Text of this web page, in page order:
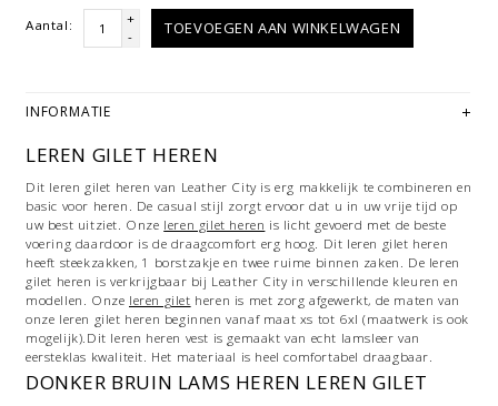
Aantal:
+
-
TOEVOEGEN AAN WINKELWAGEN
INFORMATIE
LEREN GILET HEREN
Dit leren gilet heren van Leather City is erg makkelijk te combineren en
basic voor heren. De casual stijl zorgt ervoor dat u in uw vrije tijd op
uw best uitziet. Onze leren gilet heren is licht gevoerd met de beste
voering daardoor is de draagcomfort erg hoog. Dit leren gilet heren
heeft steekzakken, 1 borstzakje en twee ruime binnen zaken. De leren
gilet heren is verkrijgbaar bij Leather City in verschillende kleuren en
modellen. Onze leren gilet heren is met zorg afgewerkt, de maten van
onze leren gilet heren beginnen vanaf maat xs tot 6xl (maatwerk is ook
mogelijk).Dit leren heren vest is gemaakt van echt lamsleer van
eersteklas kwaliteit. Het materiaal is heel comfortabel draagbaar.
DONKER BRUIN LAMS HEREN LEREN GILET